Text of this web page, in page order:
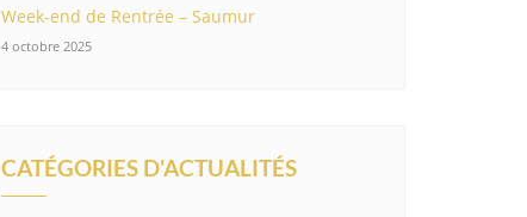
Week-end de Rentrée – Saumur
4 octobre 2025
CATÉGORIES D'ACTUALITÉS